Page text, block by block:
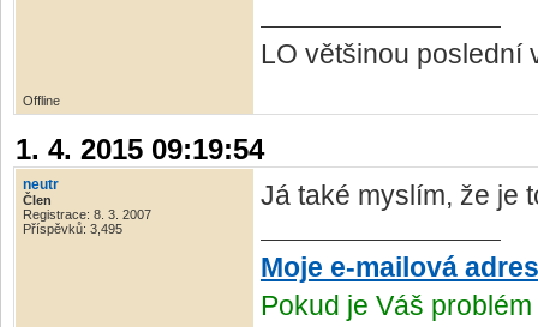
LO většinou poslední
Offline
1. 4. 2015 09:19:54
neutr
Člen
Registrace: 8. 3. 2007
Příspěvků: 3,495
Já také myslím, že je
Moje e-mailová
Pokud je Váš